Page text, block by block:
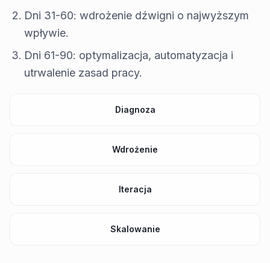
Dni 31-60: wdrożenie dźwigni o najwyższym
wpływie.
Dni 61-90: optymalizacja, automatyzacja i
utrwalenie zasad pracy.
Diagnoza
Wdrożenie
Iteracja
Skalowanie